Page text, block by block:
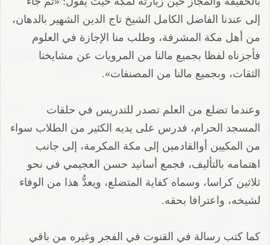
إلى عندنا الفاضل الكامل الشيخ تاج الدين الشهير بالدهان،
من أهل مكة المشرفة، وطلب منا الإجازة في العلوم
فأجزناه لفظا بجميع مالنا من المرويات عن مشايخنا
الثقات، وبجميع مالنا من المصنفات».
وعندما تضلع من العلم تصدر للتدريس في حلقات
المسجد الحرام، فدرس على يديه الكثير من الطلاب سواء
من المكيين أوالقادمين إلى مكة المكرمة، إلى جانب
اهتمامه بالتأليف، فجمع أسانيد حسن العجيمي في نحو
ثلاثين كراسا، وسماه كفاية المتضلع، ويعدُّ هذا من الوفاء
لشيخه، واعترافا بحقه.
كما كتب رسالة في القنوت في الفجر وغيره من باقي